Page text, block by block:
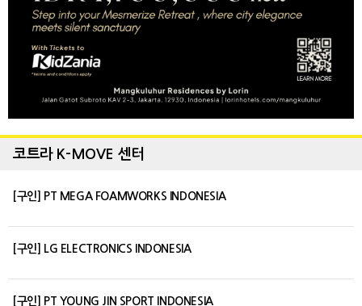
코트라 K-MOVE 센터
[구인] PT MEGA FOAMWORKS INDONESIA
[구인] LG ELECTRONICS INDONESIA
[구인] PT YOUNG JIN SPORT INDONESIA